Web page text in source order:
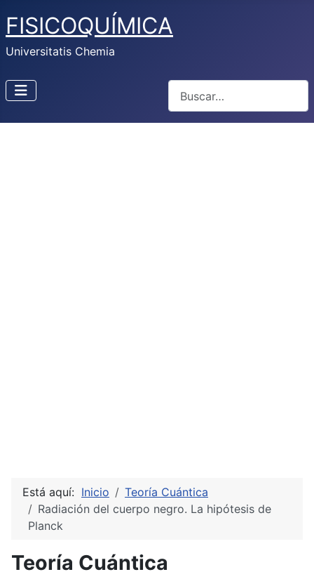
FISICOQUÍMICA
Universitatis Chemia
Está aquí: Inicio
Teoría Cuántica
Radiación del cuerpo negro. La hipótesis de
Planck
Teoría Cuántica